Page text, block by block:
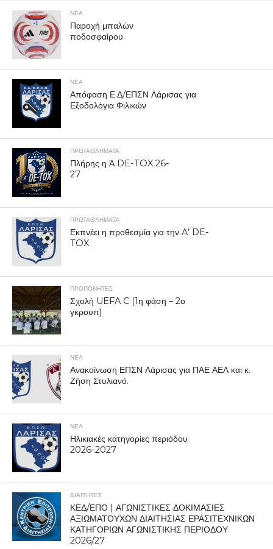
ΝΕΑ
Παροχή μπαλών
ποδοσφαίρου
ΝΕΑ
Απόφαση Ε.Δ/ΕΠΣΝ Λάρισας για
Εξοδολόγια Φιλικών
ΠΡΩΤΑΘΛΉΜΑΤΑ
Πλήρης η Ά DE-TOX 26-
27
ΠΡΩΤΑΘΛΉΜΑΤΑ
Εκπνέει η προθεσμία για την A’ DE-
TOX
ΠΡΟΠΟΝΗΤΈΣ
Σχολή UEFA C (1η φάση – 2ο
γκρουπ)
ΝΕΑ
Ανακοίνωση ΕΠΣΝ Λάρισας για ΠΑΕ ΑΕΛ και κ.
Ζήση Στυλιανό.
ΝΕΑ
Ηλικιακές κατηγορίες περιόδου
2026-2027
ΔΙΑΙΤΗΤΕΣ
ΚΕΔ/ΕΠΟ | ΑΓΩΝΙΣΤΙΚΕΣ ΔΟΚΙΜΑΣΙΕΣ
ΑΞΙΩΜΑΤΟΥΧΩΝ ΔΙΑΙΤΗΣΙΑΣ ΕΡΑΣΙΤΕΧΝΙΚΩΝ
ΚΑΤΗΓΟΡΙΩΝ ΑΓΩΝΙΣΤΙΚΗΣ ΠΕΡΙΟΔΟΥ
2026/27